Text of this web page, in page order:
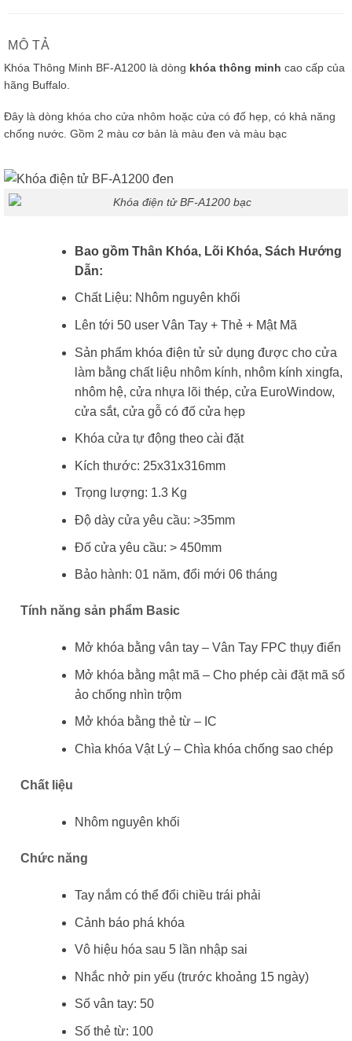
MÔ TẢ
Khóa Thông Minh BF-A1200 là dòng khóa thông minh cao cấp của
hãng Buffalo.
Đây là dòng khóa cho cửa nhôm hoặc cửa có đố hẹp, có khả năng
chống nước. Gồm 2 màu cơ bản là màu đen và màu bạc
Bao gồm Thân Khóa, Lõi Khóa, Sách Hướng
Dẫn:
Chất Liệu: Nhôm nguyên khối
Lên tới 50 user Vân Tay + Thẻ + Mật Mã
Sản phẩm khóa điện tử sử dụng được cho cửa
làm bằng chất liệu nhôm kính, nhôm kính xingfa,
nhôm hệ, cửa nhựa lõi thép, cửa EuroWindow,
cửa sắt, cửa gỗ có đố cửa hẹp
Khóa cửa tự động theo cài đặt
Kích thước: 25x31x316mm
Trọng lượng: 1.3 Kg
Độ dày cửa yêu cầu: >35mm
Đố cửa yêu cầu: > 450mm
Bảo hành: 01 năm, đổi mới 06 tháng
Tính năng sản phẩm Basic
Mở khóa bằng vân tay – Vân Tay FPC thụy điển
Mở khóa bằng mật mã – Cho phép cài đặt mã số
ảo chống nhìn trộm
Mở khóa bằng thẻ từ – IC
Chìa khóa Vật Lý – Chìa khóa chống sao chép
Chất liệu
Nhôm nguyên khối
Chức năng
Tay nắm có thể đổi chiều trái phải
Cảnh báo phá khóa
Vô hiệu hóa sau 5 lần nhập sai
Nhắc nhở pin yếu (trước khoảng 15 ngày)
Số vân tay: 50
Số thẻ từ: 100